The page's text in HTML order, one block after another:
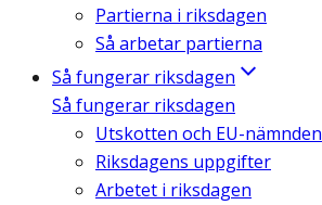
Partierna i riksdagen
Så arbetar partierna
Så fungerar riksdagen
Så fungerar riksdagen
Utskotten och EU-nämnden
Riksdagens uppgifter
Arbetet i riksdagen